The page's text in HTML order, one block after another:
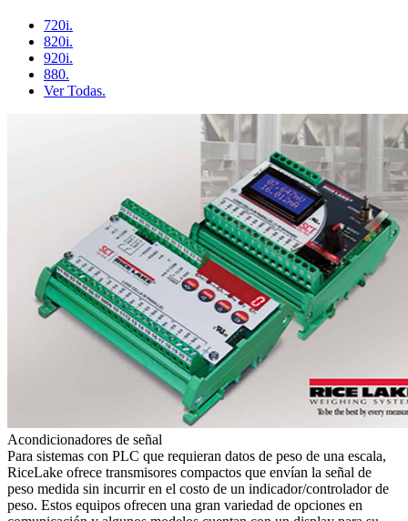
720i.
820i.
920i.
880.
Ver Todas.
Acondicionadores de señal
Para sistemas con PLC que requieran datos de peso de una escala,
RiceLake ofrece transmisores compactos que envían la señal de
peso medida sin incurrir en el costo de un indicador/controlador de
peso. Estos equipos ofrecen una gran variedad de opciones en